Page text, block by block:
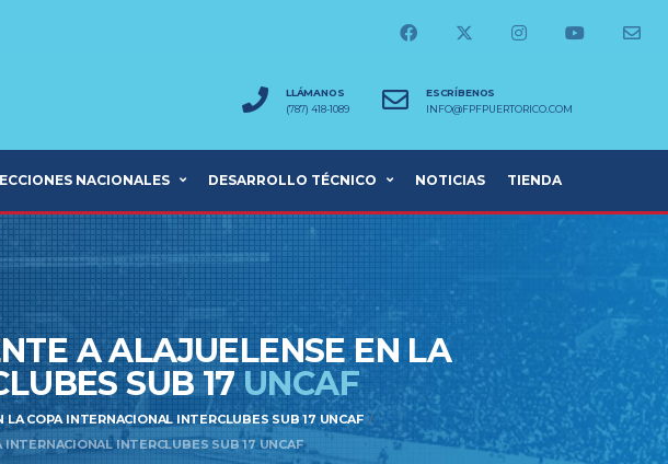
LLÁMANOS
(787) 418-1089
ESCRÍBENOS
INFO@FPFPUERTORICO.COM
NACIONALES DESARROLLO TÉCNICO NOTICIAS TIENDA
A ALAJUELENSE EN LA
SUB 17UNCAF
COPA INTERNACIONAL INTERCLUBES SUB 17 UNCAF
INTERCLUBES SUB 17 UNCAF